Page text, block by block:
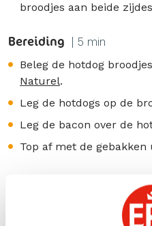
broodjes aan beide
Bereiding | 5 min
Beleg de hotdog
Naturel.
Leg de hotdogs op de
Leg de bacon over de
Top af met de gebakken